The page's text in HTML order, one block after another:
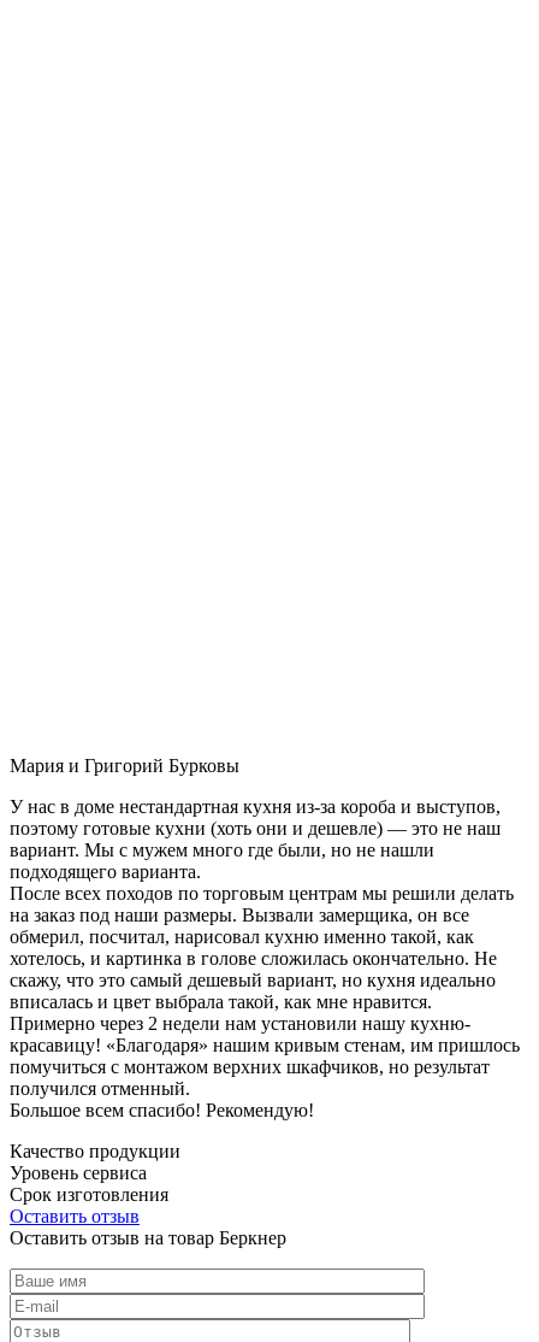
Мария и Григорий Бурковы
У нас в доме нестандартная кухня из-за короба и выступов,
поэтому готовые кухни (хоть они и дешевле) — это не наш
вариант. Мы с мужем много где были, но не нашли
подходящего варианта.
После всех походов по торговым центрам мы решили делать
на заказ под наши размеры. Вызвали замерщика, он все
обмерил, посчитал, нарисовал кухню именно такой, как
хотелось, и картинка в голове сложилась окончательно. Не
скажу, что это самый дешевый вариант, но кухня идеально
вписалась и цвет выбрала такой, как мне нравится.
Примерно через 2 недели нам установили нашу кухню-
красавицу! «Благодаря» нашим кривым стенам, им пришлось
помучиться с монтажом верхних шкафчиков, но результат
получился отменный.
Большое всем спасибо! Рекомендую!
Качество продукции
Уровень сервиса
Срок изготовления
Оставить отзыв
Оставить отзыв на товар Беркнер